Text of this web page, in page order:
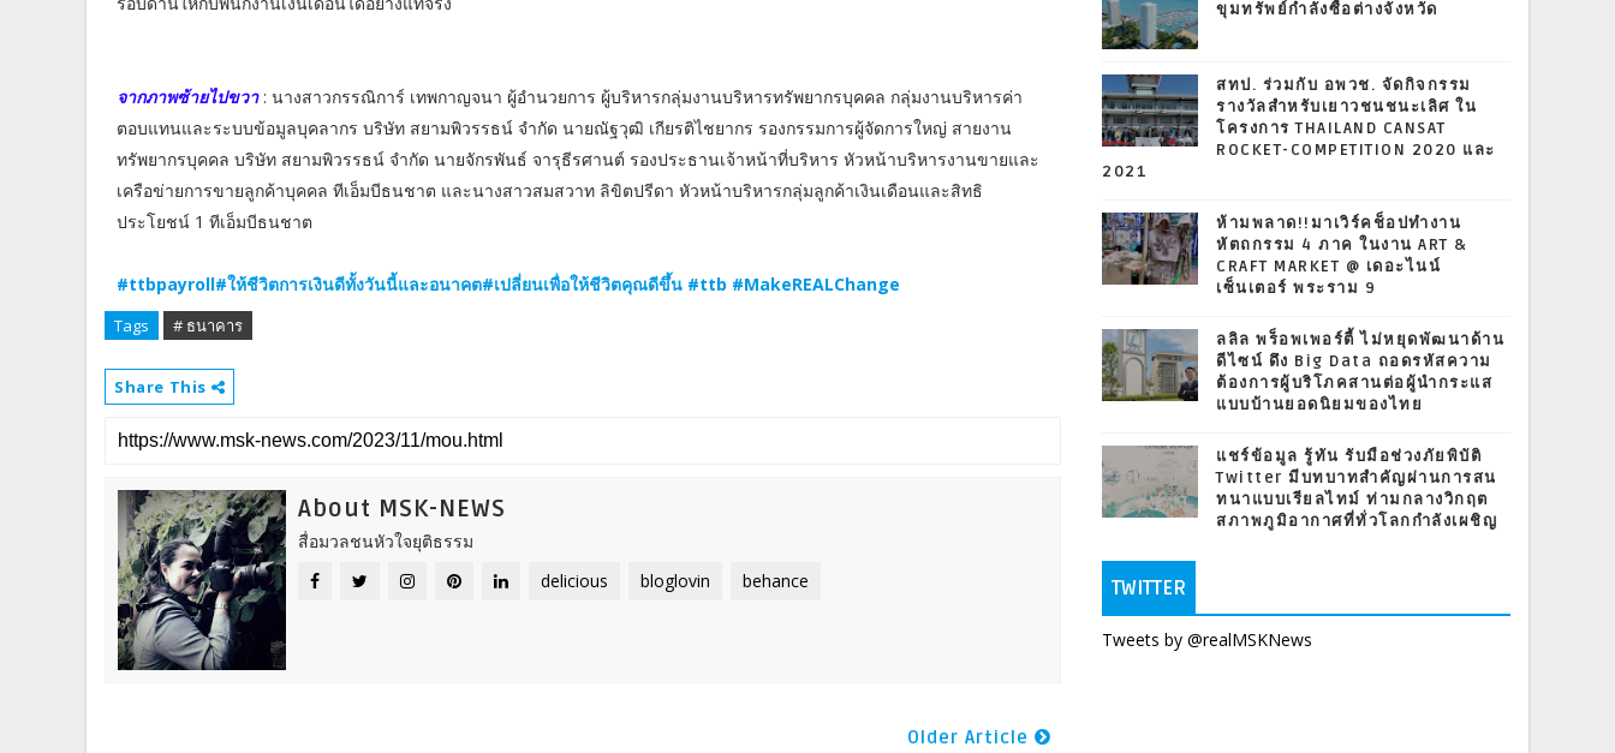
จากภาพซ้ายไปขวา: นางสาวกรรณิการ์ เทพกาญจนา ผู้อำนวยการ ผู้บริหารกลุ่มงานบริหารทรัพยากรบุคคล กลุ่มงานบริหารค่า
ตอบแทนและระบบข้อมูลบุคลากร บริษัท สยามพิวรรธน์ จำกัด นายณัฐวุฒิ เกียรติไชยากร รองกรรมการผู้จัดการใหญ่ สายงาน
ทรัพยากรบุคคล บริษัท สยามพิวรรธน์ จำกัด นายจักรพันธ์ จารุธีรศานต์ รองประธานเจ้าหน้าที่บริหาร หัวหน้าบริหารงานขายและ
เครือข่ายการขายลูกค้าบุคคล ทีเอ็มบีธนชาต และนางสาวสมสวาท ลิขิตปรีดา หัวหน้าบริหารกลุ่มลูกค้าเงินเดือนและสิทธิ
ประโยชน์ 1 ทีเอ็มบีธนชาต
#ttbpayroll#ให้ชีวิตการเงินดีทั้งวันนี้และอนาคต#เปลี่ยนเพื่อให้ชีวิตคุณดีขึ้น #ttb #MakeREALChange
Tags # ธนาคาร
Share This
About MSK-NEWS
สื่อมวลชนหัวใจยุติธรรม
delicious
bloglovin behance
Older Article
ขุมทรัพย์กำลังซื้อต่างจังหวัด
สทป. ร่วมกับ อพวช. จัดกิจกรรม
รางวัลสำหรับเยาวชนชนะเลิศ ใน
โครงการ THAILAND CANSAT
ROCKET-COMPETITION 2020 และ
2021
ห้ามพลาด!!มาเวิร์คช็อปทำงาน
หัตถกรรม 4 ภาค ในงาน ART &
CRAFT MARKET @ เดอะไนน์
เซ็นเตอร์ พระราม 9
ลลิล พร็อพเพอร์ตี้ ไม่หยุดพัฒนาด้าน
ดีไซน์ ดึง Big Data ถอดรหัสความ
ต้องการผู้บริโภคสานต่อผู้นำกระแส
แบบบ้านยอดนิยมของไทย
แชร์ข้อมูล รู้ทัน รับมือช่วงภัยพิบัติ
Twitter มีบทบาทสำคัญผ่านการสน
ทนาแบบเรียลไทม์ ท่ามกลางวิกฤต
สภาพภูมิอากาศที่ทั่วโลกกำลังเผชิญ
TWITTER
Tweets by @realMSKNews